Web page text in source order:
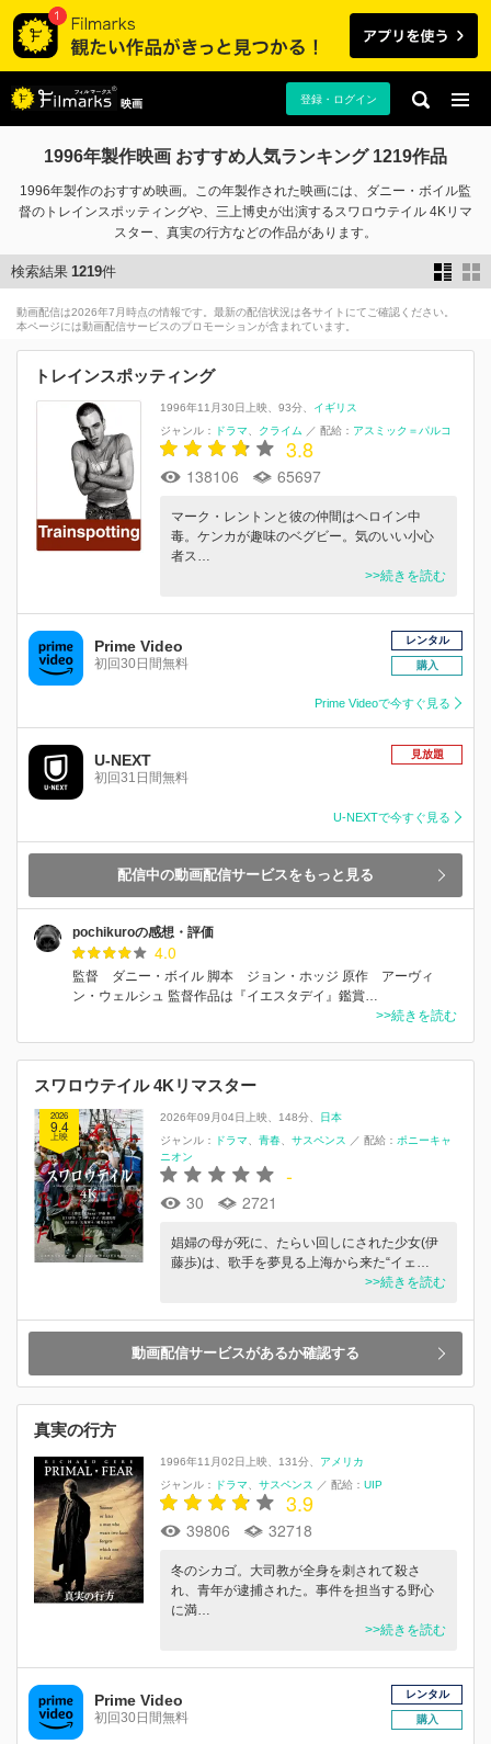
映画 登録・ログイン
1996年製作映画 おすすめ人気ランキング 1219作品
1996年製作のおすすめ映画。この年製作された映画には、ダニー・ボイル監
督のトレインスポッティングや、三上博史が出演するスワロウテイル 4Kリマ
スター、真実の行方などの作品があります。
検索結果 1219件
動画配信は2026年7月時点の情報です。最新の配信状況は各サイトにてご確認ください。
本ページには動画配信サービスのプロモーションが含まれています。
トレインスポッティング
1996年11月30日上映 93分
イギリス
ジャンル：
ドラマ クライム ／ 配給： アスミック＝パルコ
3.8
138106 65697
マーク・レントンと彼の仲間はヘロイン中
毒。ケンカが趣味のベグビー。気のいい小心
者ス…
>>続きを読む
Prime Video
初回30日間無料
レンタル
購入
Prime Videoで今すぐ見る
U-NEXT
初回31日間無料
見放題
U-NEXTで今すぐ見る
配信中の動画配信サービスをもっと見る
pochikuroの感想・評価
4.0
監督 ダニー・ボイル 脚本 ジョン・ホッジ 原作 アーヴィ
ン・ウェルシュ 監督作品は『イエスタデイ』鑑賞…
>>続きを読む
スワロウテイル 4Kリマスター
2026
9.4
上映
2026年09月04日上映 148分
日本
ジャンル：
ドラマ 青春 サスペンス ／ 配給： ポニーキャ
ニオン
-
30 2721
娼婦の母が死に、たらい回しにされた少女(伊
藤歩)は、歌手を夢見る上海から来た“イェ…
>>続きを読む
動画配信サービスがあるか確認する
真実の行方
1996年11月02日上映 131分
アメリカ
ジャンル：
ドラマ サスペンス ／ 配給： UIP
3.9
39806 32718
冬のシカゴ。大司教が全身を刺されて殺さ
れ、青年が逮捕された。事件を担当する野心
に満…
>>続きを読む
Prime Video
初回30日間無料
レンタル
購入